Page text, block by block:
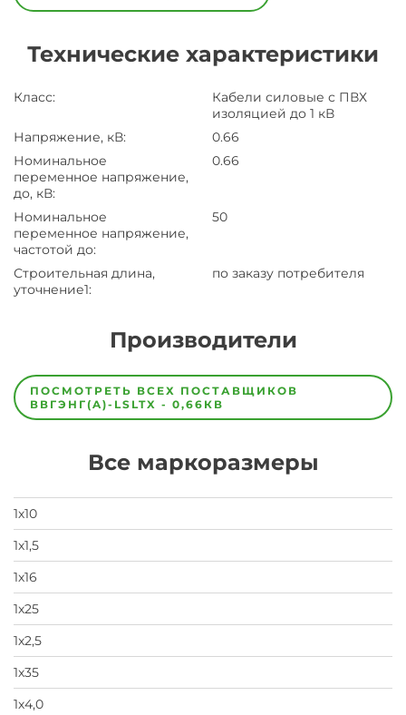
Технические характеристики
Класс:
Кабели силовые с ПВХ
изоляцией до 1 кВ
Напряжение, кВ:
0.66
Номинальное
переменное напряжение,
до, кВ:
0.66
Номинальное
переменное напряжение,
частотой до:
50
Строительная длина,
уточнение1:
по заказу потребителя
Производители
Завод Завод-
изготовитель
предпочел
на
завод
ПОСМОТРЕТЬ ВСЕХ ПОСТАВЩИКОВ
ВВГЭНГ(A)-LSLTX - 0,66КВ
Все маркоразмеры
1х10
1х1,5
1х16
1х25
1х2,5
1х35
1х4,0